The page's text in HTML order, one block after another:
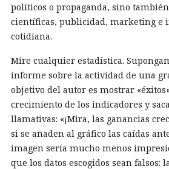
políticos o propaganda, sino
científicas, publicidad, marketing e
cotidiana.
Mire cualquier estadística.
informe sobre la actividad de una
objetivo del autor es mostrar
crecimiento de los indicadores y
llamativas: «¡Mira, las ganancias
si se añaden al gráfico las caídas
imagen sería mucho menos
que los datos escogidos sean falsos: